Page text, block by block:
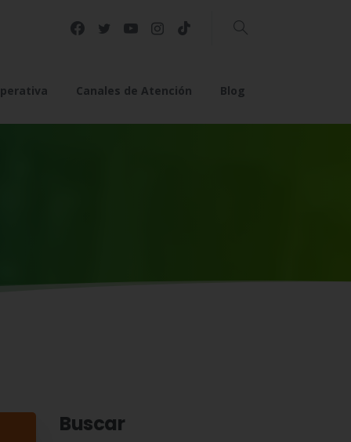
Buscar
Canales de Atención Blog
Buscar